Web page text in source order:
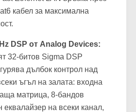
кабел за максимална
DSP от Analog Devices:
32-битов Sigma DSP
дълбок контрол над
ъгъл на залата: входна
матрица, 8-бандов
еквалайзер на всеки канал,